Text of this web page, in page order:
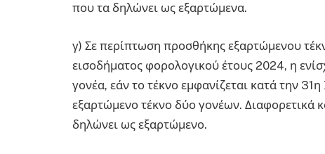
που τα δηλώνει ως εξαρτώμενα.
γ) Σε περίπτωση προσθήκης εξαρτώμενου
εισοδήματος φορολογικού έτους 2024, η
γονέα, εάν το τέκνο εμφανίζεται κατά την
εξαρτώμενο τέκνο δύο γονέων. Διαφορετικά
δηλώνει ως εξαρτώμενο.